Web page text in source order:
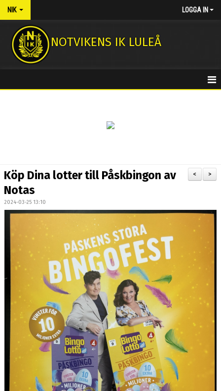
NIK LOGGA IN
NOTVIKENS IK LULEÅ
NOTASSHOPEN
STÄLLPLATSER
BILDGALLERI
OM KLUBBEN
DOKUMENT
LÄNKAR
>
<
Köp Dina lotter till Påskbingon av
Notas
2024-03-25 13:10